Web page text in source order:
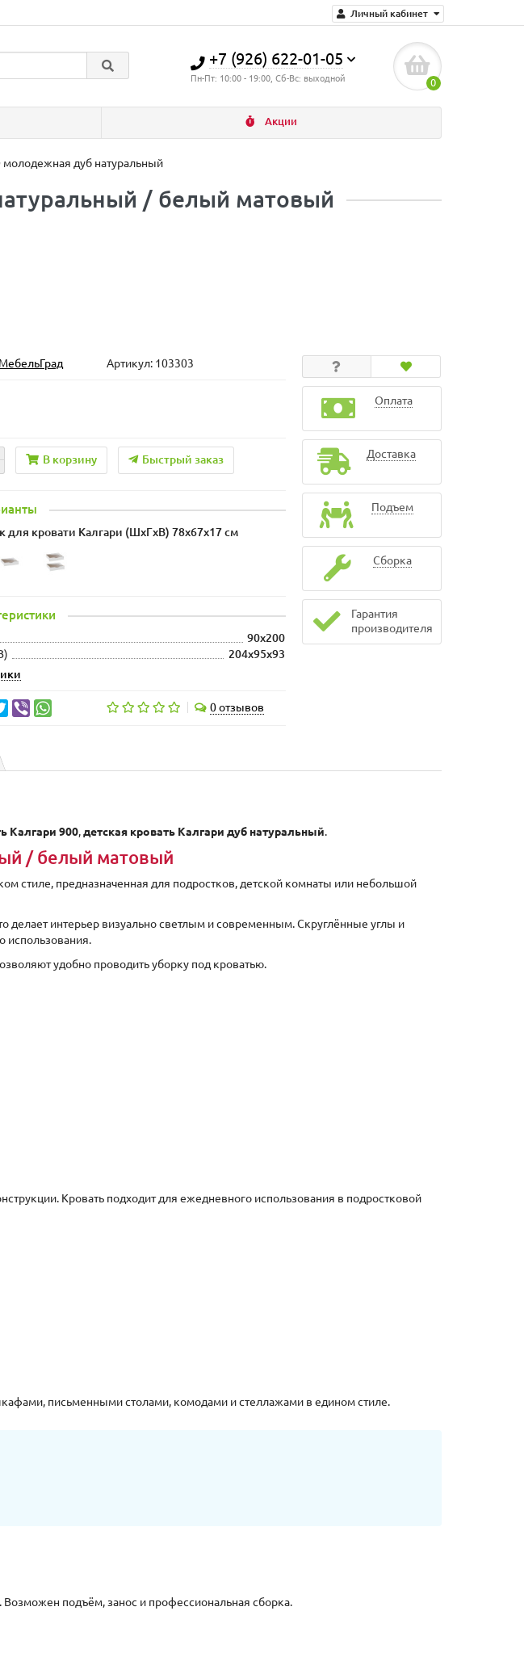
Личный кабинет
+7 (926) 622-01-05
Пн-Пт: 10:00 - 19:00, Сб-Вс: выходной 0
Акции
молодежная дуб натуральный
/ белый матовый
МебельГрад Артикул: 103303
В корзину Быстрый заказ
для кровати Калгари (ШхГxВ) 78x67x17 см
90x200
204x95x93
0 отзывов
Оплата
Доставка
Подъем
Сборка
Гарантия
производителя
Калгари 900,детская кровать Калгари дуб натуральный.
/ белый матовый
стиле, предназначенная для подростков, детской комнаты или небольшой
делает интерьер визуально светлым и современным. Скруглённые углы и
использования.
удобно проводить уборку под кроватью.
Кровать подходит для ежедневного использования в подростковой
письменными столами, комодами и стеллажами в едином стиле.
подъём, занос и профессиональная сборка.